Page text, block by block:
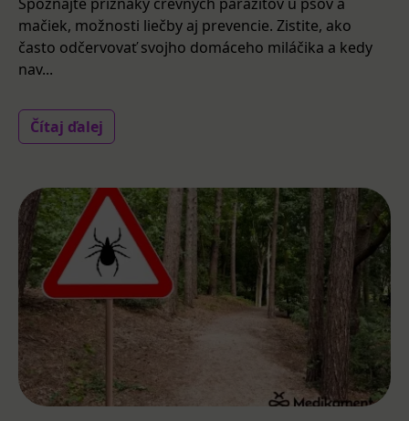
mačiek, možnosti liečby aj prevencie. Zistite, ako
často odčervovať svojho domáceho miláčika a kedy
nav...
Čítaj ďalej